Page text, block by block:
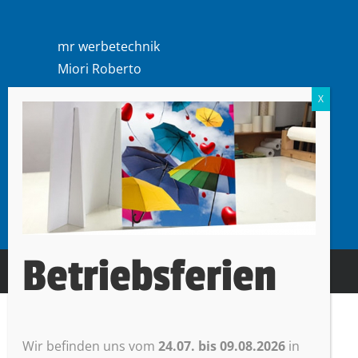
mr werbetechnik
Miori Roberto
Oberdorf 47
6403 Küssnacht am Rigi
© mr werbetechnik |Impressum + Datenschutz
Betriebsferien
Wir befinden uns vom 24.07. bis 09.08.2026 in